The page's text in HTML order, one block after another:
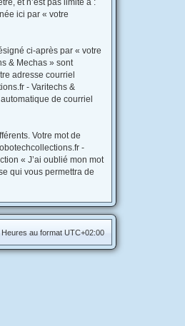
et n’est pas limité à :
ici par « votre
ci-après par « votre
& Mechas » sont
adresse courriel
- Varitechs &
de courriel
Votre mot de
-
« J’ai oublié mon mot
qui vous permettra de
Heures au format UTC+02:00